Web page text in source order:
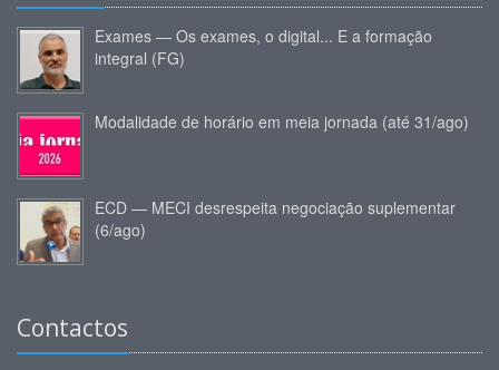
Exames — Os exames, o digital... E a formação
integral (FG)
Modalidade de horário em meia jornada (até 31/ago)
ECD — MECI desrespeita negociação suplementar
(6/ago)
Contactos